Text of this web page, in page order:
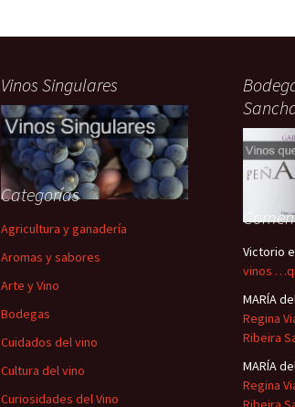
Vinos Singulares
Categorías
Agricultura y ganadería
Aromas y sabores
Arte y Vino
Bodegas
Cuidados del vino
Cultura del vino
Curiosidades del Vino
Victorio
vinos
MARÍA
Regina
Ribeira
MARÍA
Regina